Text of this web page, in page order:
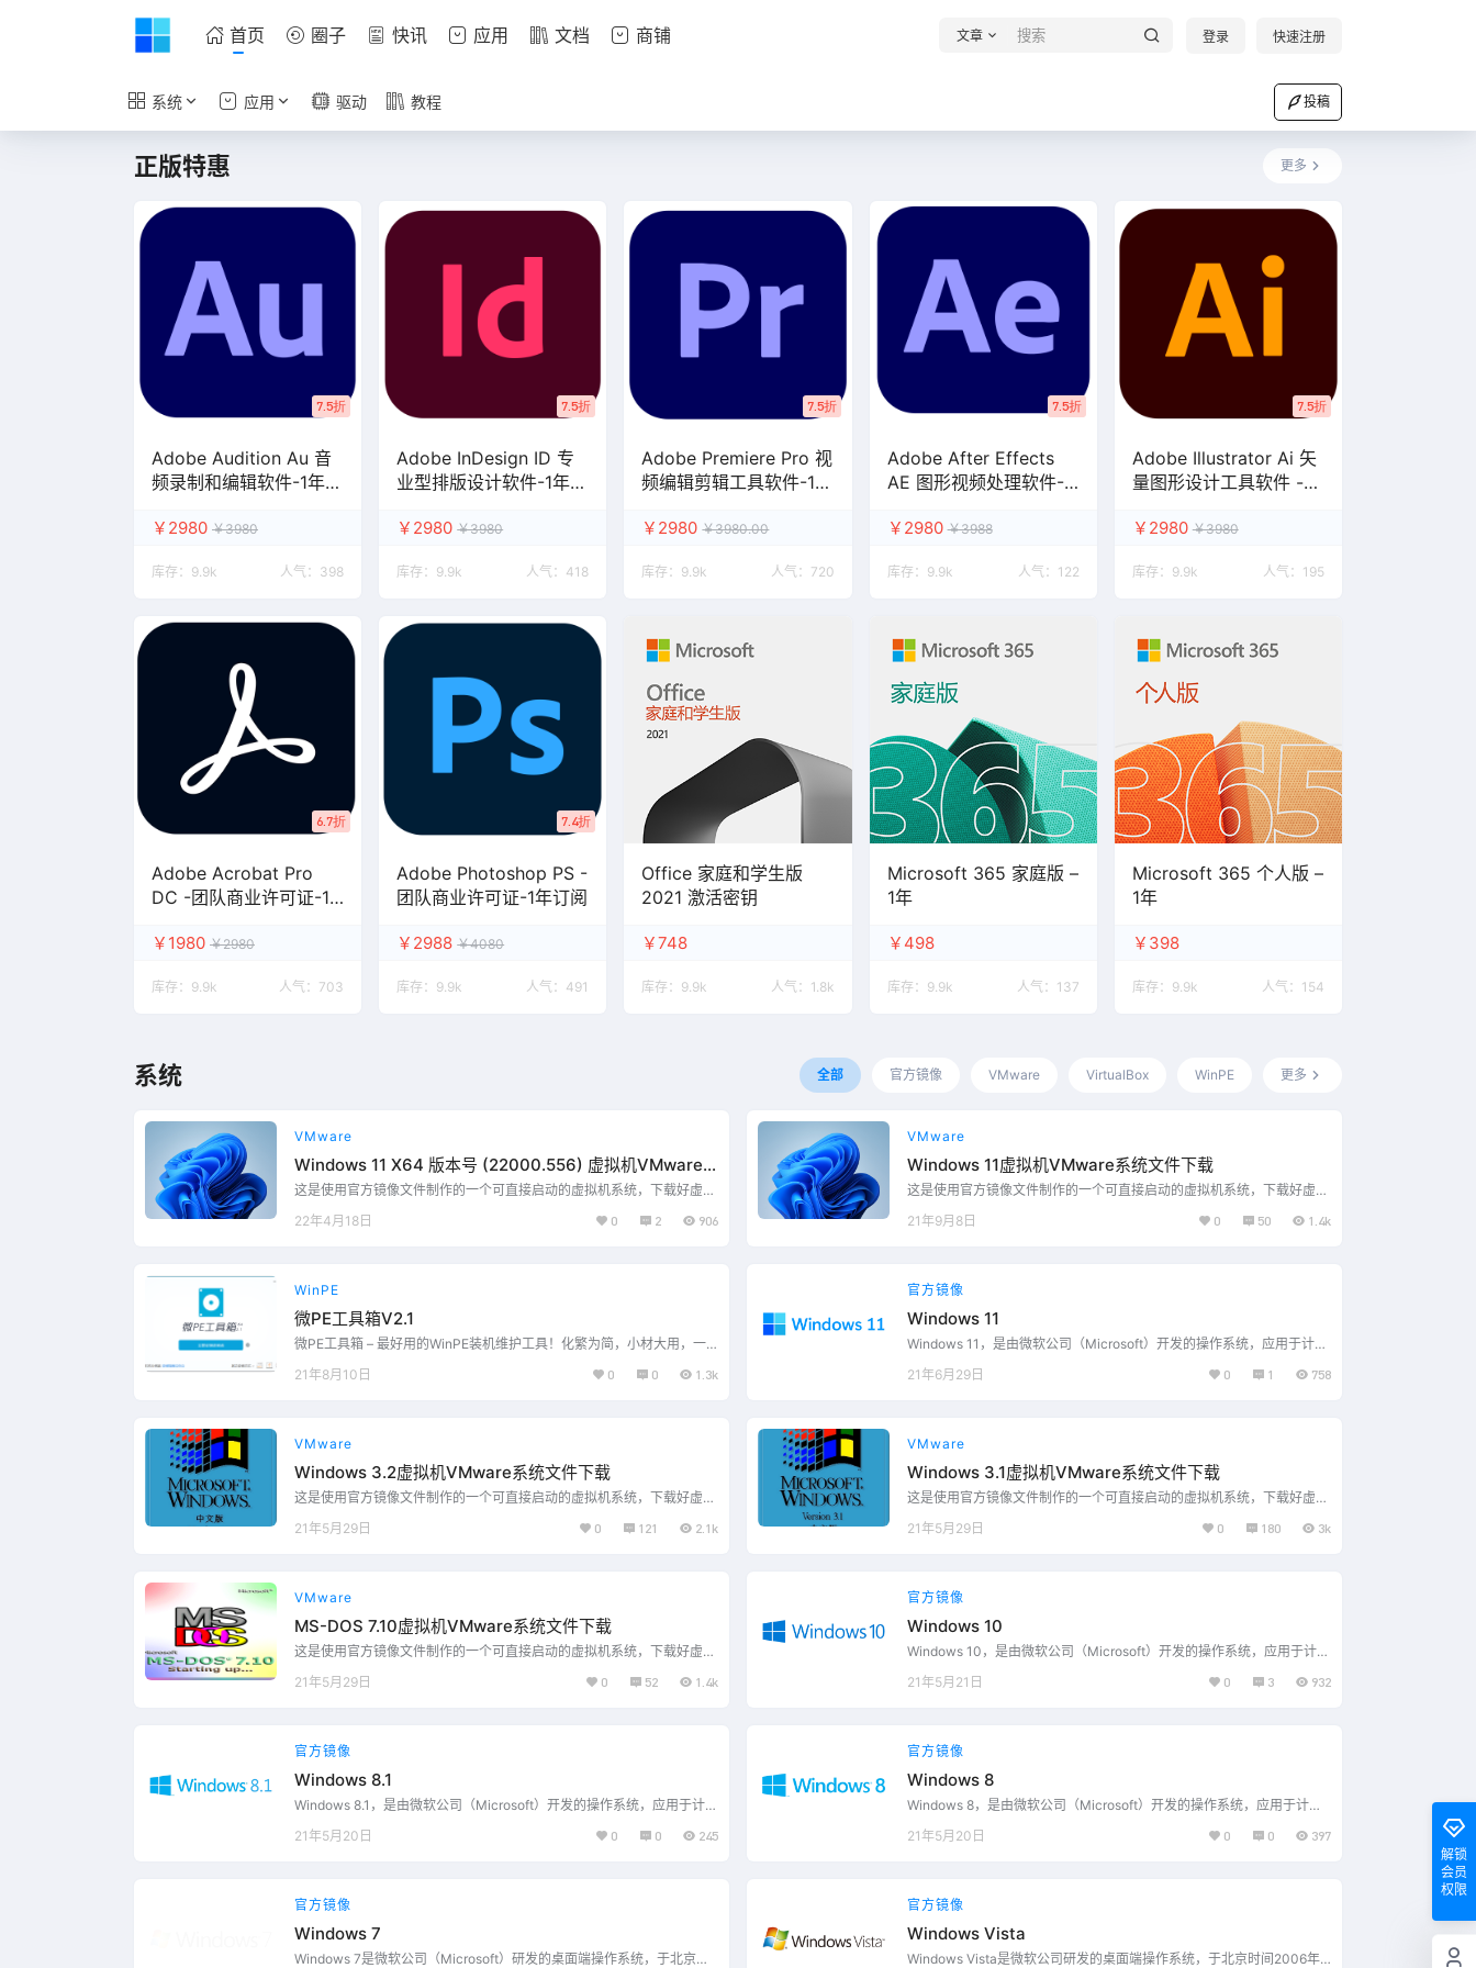
首页 圈子 快讯 应用 文档 商铺 文章 登录 快速注册
系统 应用 驱动 教程 投稿
正版特惠 更多
7.5折
Adobe Audition Au 音
频录制和编辑软件-1年订
￥2980 ￥3980
库存： 9.9k 人气： 398
7.5折
Adobe InDesign ID 专
业型排版设计软件-1年订
￥2980 ￥3980
库存： 9.9k 人气： 418
7.5折
Adobe Premiere Pro 视
频编辑剪辑工具软件-1年
￥2980 ￥3980.00
库存： 9.9k 人气： 720
7.5折
Adobe After Effects
AE 图形视频处理软件-1
￥2980 ￥3988
库存： 9.9k 人气： 122
7.5折
Adobe Illustrator Ai 矢
量图形设计工具软件 -团
￥2980 ￥3980
库存： 9.9k 人气： 195
6.7折
Adobe Acrobat Pro
DC -团队商业许可证-1
￥1980 ￥2980
库存： 9.9k 人气： 703
7.4折
Adobe Photoshop PS -
团队商业许可证-1年订阅
￥2988 ￥4080
库存： 9.9k 人气： 491
Office 家庭和学生版
2021 激活密钥
￥748
库存： 9.9k 人气： 1.8k
Microsoft 365 家庭版 –
1年
￥498
库存： 9.9k 人气： 137
Microsoft 365 个人版 –
1年
￥398
库存： 9.9k 人气： 154
系统 全部 官方镜像 VMware VirtualBox WinPE 更多
VMware
Windows 11 X64 版本号 (22000.556) 虚拟机VMware
系统文件下载
这是使用官方镜像文件制作的一个可直接启动的虚拟机系统，下载好虚拟
相关文件即可开机使用。 注：若你的虚拟机版本过低，请尝试更改硬件
22年4月18日 0 2 906
VMware
Windows 11虚拟机VMware系统文件下载
这是使用官方镜像文件制作的一个可直接启动的虚拟机系统，下载好虚拟
相关文件即可开机使用。 注：若你的虚拟机版本过低，请尝试更改硬件
21年9月8日 0 50 1.4k
WinPE
微PE工具箱V2.1
微PE工具箱 – 最好用的WinPE装机维护工具！化繁为简，小材大用，一
何广告推广，内核完整精简，性价比超高的第三方工具合集。2.1采用的
21年8月10日 0 0 1.3k
官方镜像
Windows 11
Windows 11，是由微软公司（Microsoft）开发的操作系统，应用于计算
统，这是微软近6年来首次推出新的Windows 操作系统 2021年6月，微
21年6月29日 0 1 758
VMware
Windows 3.2虚拟机VMware系统文件下载
这是使用官方镜像文件制作的一个可直接启动的虚拟机系统，下载好虚拟
相关文件即可开机使用。 注：安装该系统使用的是Workstation 16 Pro，
21年5月29日 0 121 2.1k
VMware
Windows 3.1虚拟机VMware系统文件下载
这是使用官方镜像文件制作的一个可直接启动的虚拟机系统，下载好虚拟
相关文件即可开机使用。 注：安装该系统使用的是Workstation 16 Pro，
21年5月29日 0 180 3k
VMware
MS-DOS 7.10虚拟机VMware系统文件下载
这是使用官方镜像文件制作的一个可直接启动的虚拟机系统，下载好虚拟
相关文件即可开机使用。 注：安装该系统使用的是Workstation 16 Pro，
21年5月29日 0 52 1.4k
官方镜像
Windows 10
Windows 10，是由微软公司（Microsoft）开发的操作系统，应用于计算
升，除了针对云服务、智能移动设备、自然人机交互等新技术进行融合
21年5月21日 0 3 932
官方镜像
Windows 8.1
Windows 8.1，是由微软公司（Microsoft）开发的操作系统，应用于计算
ndows 8.1正式版，通过Windows应用商店进行更新推送及其订阅免费下
21年5月20日 0 0 245
官方镜像
Windows 8
Windows 8，是由微软公司（Microsoft）开发的操作系统，应用于计算
个发行版本，分别面向不同用户和设备 。 2016年1月12日，微软公司宣
21年5月20日 0 0 397
官方镜像
Windows 7
Windows 7是微软公司（Microsoft）研发的桌面端操作系统，于北京时
官方镜像
Windows Vista
Windows Vista是微软公司研发的桌面端操作系统，于北京时间2006年1
解锁
会员
权限